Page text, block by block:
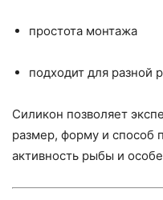
простота монтажа
подходит для разной
Силикон позволяет
размер, форму и способ
активность рыбы и